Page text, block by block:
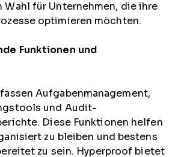
Wahl für Unternehmen, die ihre
optimieren möchten.
Funktionen und
Aufgabenmanagement,
und Audit-
Diese Funktionen helfen
zu bleiben und bestens
zu sein. Hyperproof bietet